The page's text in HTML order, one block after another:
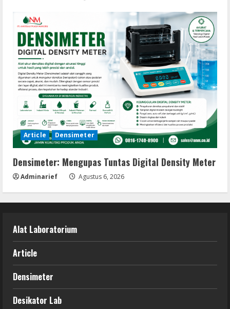
Article Densimeter
Densimeter: Mengupas Tuntas Digital Density Meter
Adminarief Agustus 6, 2026
Alat Laboratorium
Article
Densimeter
Desikator Lab